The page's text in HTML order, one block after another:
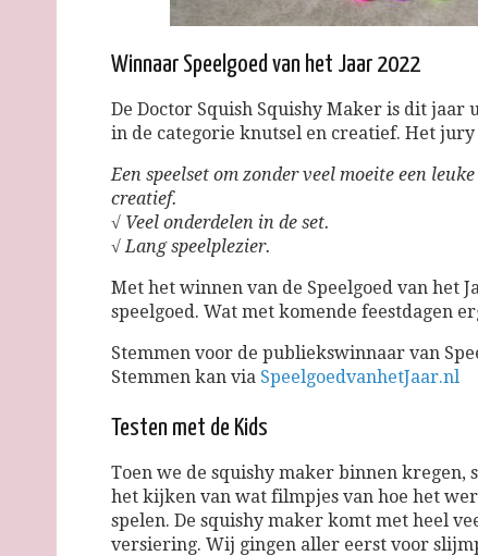
Winnaar Speelgoed van het Jaar 2022
De Doctor Squish Squishy Maker is dit jaar
in de categorie knutsel en creatief. Het
Een speelset om zonder veel moeite een
creatief.
√ Veel onderdelen in de set.
√ Lang speelplezier.
Met het winnen van de Speelgoed van het
speelgoed. Wat met komende feestdagen
Stemmen voor de publiekswinnaar van
Stemmen kan via SpeelgoedvanhetJaar.nl
Testen met de Kids
Toen we de squishy maker binnen kregen,
het kijken van wat filmpjes van hoe het
spelen. De squishy maker komt met heel
versiering. Wij gingen aller eerst voor